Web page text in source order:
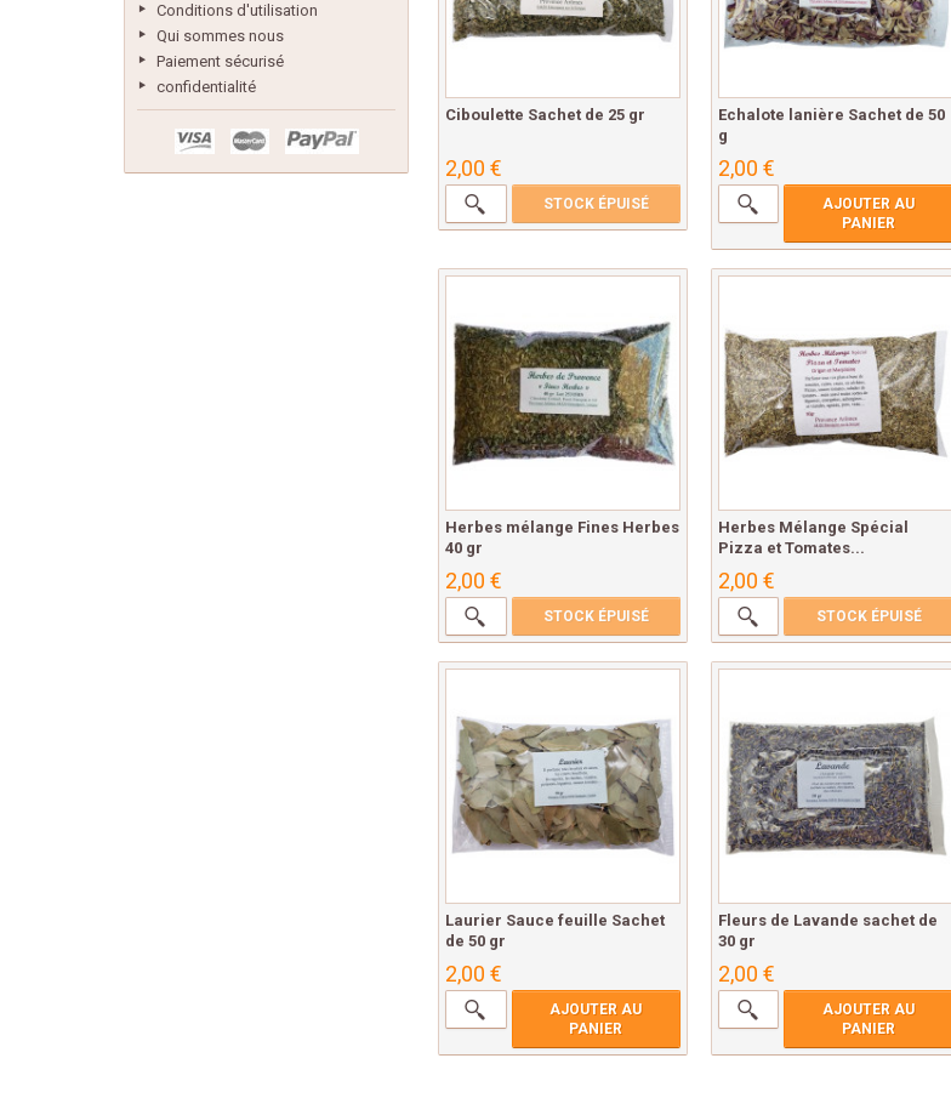
Conditions d'utilisation
Qui sommes nous
Paiement sécurisé
confidentialité
Ciboulette Sachet de 25 gr
2,00 €
STOCK ÉPUISÉ
Echalote lanière Sachet de 50
g
2,00 €
AJOUTER AU
PANIER
Herbes mélange Fines Herbes
40 gr
2,00 €
STOCK ÉPUISÉ
Herbes Mélange Spécial
Pizza et Tomates...
2,00 €
STOCK ÉPUISÉ
Laurier Sauce feuille Sachet
de 50 gr
2,00 €
AJOUTER AU
PANIER
Fleurs de Lavande sachet de
30 gr
2,00 €
AJOUTER AU
PANIER